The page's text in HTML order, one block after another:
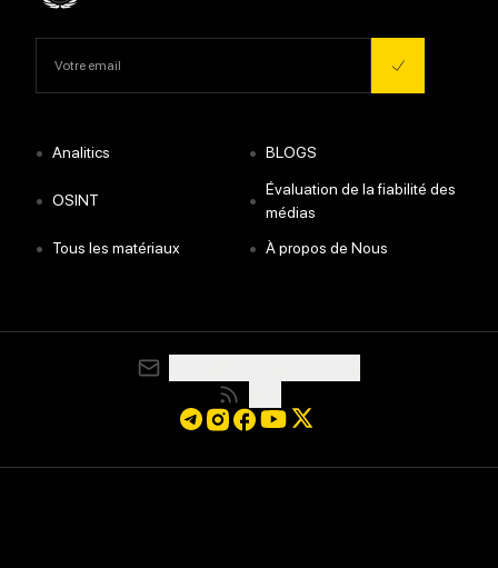
• Analitics • BLOGS
• OSINT •
Évaluation de la fiabilité des
médias
• Tous les matériaux • À propos de Nous